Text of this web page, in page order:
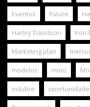
Eventos Future
Harley Davidson Iron
Marketing plan
modelos moto
octubre